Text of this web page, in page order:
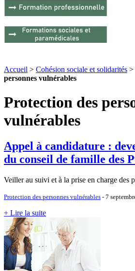
Accueil > Cohésion sociale et solidarités >
personnes vulnérables
Protection des
vulnérables
Appel à candidature :
du conseil de famille des
Veiller au suivi et à la prise en charge des
Protection des personnes vulnérables - 7
+ Lire la suite